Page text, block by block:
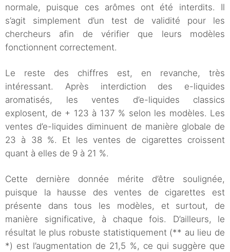
normale, puisque ces arômes ont été interdits. Il
s’agit simplement d’un test de validité pour les
chercheurs afin de vérifier que leurs modèles
fonctionnent correctement.
Le reste des chiffres est, en revanche, très
intéressant. Après interdiction des e-liquides
aromatisés, les ventes d’e-liquides classics
explosent, de + 123 à 137 % selon les modèles. Les
ventes d’e-liquides diminuent de manière globale de
23 à 38 %. Et les ventes de cigarettes croissent
quant à elles de 9 à 21 %.
Cette dernière donnée mérite d’être soulignée,
puisque la hausse des ventes de cigarettes est
présente dans tous les modèles, et surtout, de
manière significative, à chaque fois. D’ailleurs, le
résultat le plus robuste statistiquement (** au lieu de
*) est l’augmentation de 21,5 %, ce qui suggère que